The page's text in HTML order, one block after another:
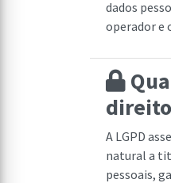
dados
operador e
A LGPD
natural a
pessoais,